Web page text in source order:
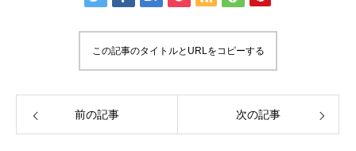
この記事のタイトルとURLをコピーする
前の記事 次の記事